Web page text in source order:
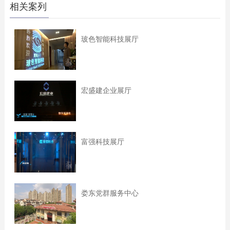
相关案列
玻色智能科技展厅
宏盛建企业展厅
富强科技展厅
娄东党群服务中心